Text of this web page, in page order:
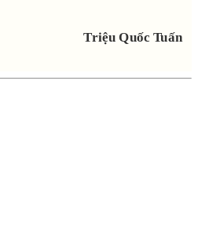
Triệu Quốc Tuấn